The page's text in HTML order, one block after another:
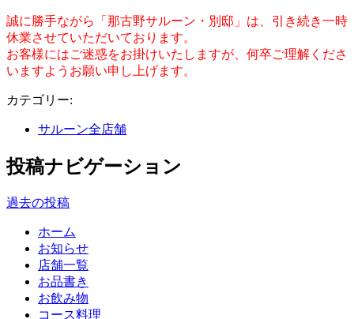
誠に勝手ながら「那古野サルーン・別邸」は、引き続き一時
休業させていただいております。
お客様にはご迷惑をお掛けいたしますが、何卒ご理解くださ
いますようお願い申し上げます。
カテゴリー:
サルーン全店舗
投稿ナビゲーション
過去の投稿
ホーム
お知らせ
店舗一覧
お品書き
お飲み物
コース料理